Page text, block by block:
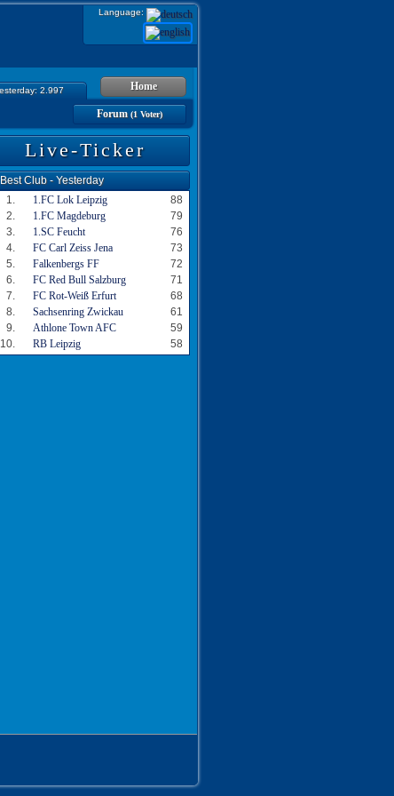
Language:
2.997 Home
Forum(1 Voter)
Live-Ticker
Best Club - Yesterday
1.
1.FC Lok Leipzig
88
2.
1.FC Magdeburg
79
3.
1.SC Feucht
76
4.
FC Carl Zeiss Jena
73
5.
Falkenbergs FF
72
6.
FC Red Bull Salzburg
71
7.
FC Rot-Weiß Erfurt
68
8.
Sachsenring Zwickau
61
9.
Athlone Town AFC
59
10.
RB Leipzig 58